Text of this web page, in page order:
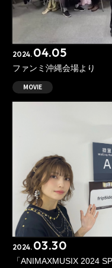
2024. 04.05
ファンミ沖縄会場より
MOVIE
2024. 03.30
「ANIMAXMUSIX 2024